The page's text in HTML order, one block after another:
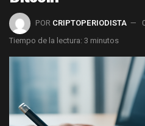
POR CRIPTOPERIODISTA
Tiempo de la lectura: 3 minutos